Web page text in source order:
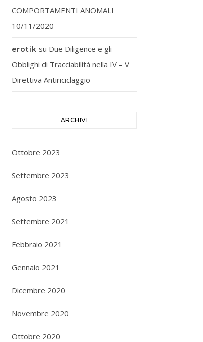
COMPORTAMENTI ANOMALI
10/11/2020
erotik su Due Diligence e gli
Obblighi di Tracciabilità nella IV – V
Direttiva Antiriciclaggio
ARCHIVI
Ottobre 2023
Settembre 2023
Agosto 2023
Settembre 2021
Febbraio 2021
Gennaio 2021
Dicembre 2020
Novembre 2020
Ottobre 2020